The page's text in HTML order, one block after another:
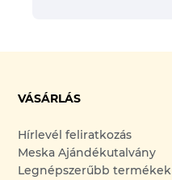
VÁSÁRLÁS
Hírlevél feliratkozás
Meska Ajándékutalvány
Legnépszerűbb termékek